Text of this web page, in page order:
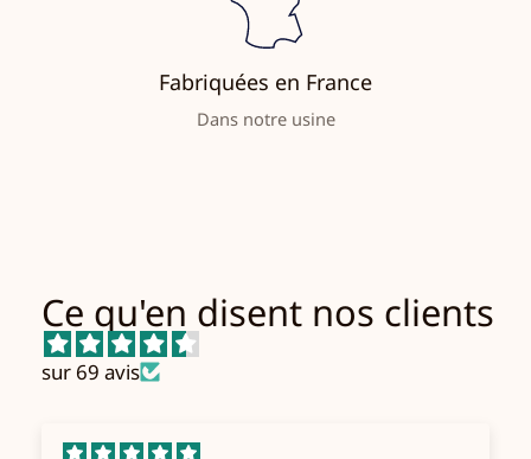
Fabriquées en France
Dans notre usine
Ce qu'en disent nos clients
sur 69 avis